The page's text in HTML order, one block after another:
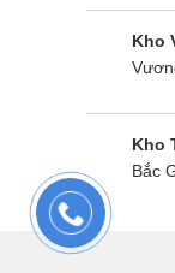
Điều
Kho
Kho
Bắc